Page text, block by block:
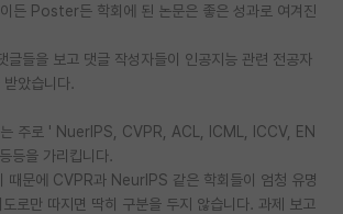
든 Poster든 학회에 된 논문은 좋은 성과로 여겨진
글들을 보고 댓글 작성자들이 인공지능 관련 전공자
았습니다.
는 주로 ' NuerIPS, CVPR, ACL, ICML, ICCV, EN
등을 가리킵니다.
때문에 CVPR과 NeurIPS 같은 학회들이 엄청 유명
로만 따지면 딱히 구분을 두지 않습니다. 과제 보고